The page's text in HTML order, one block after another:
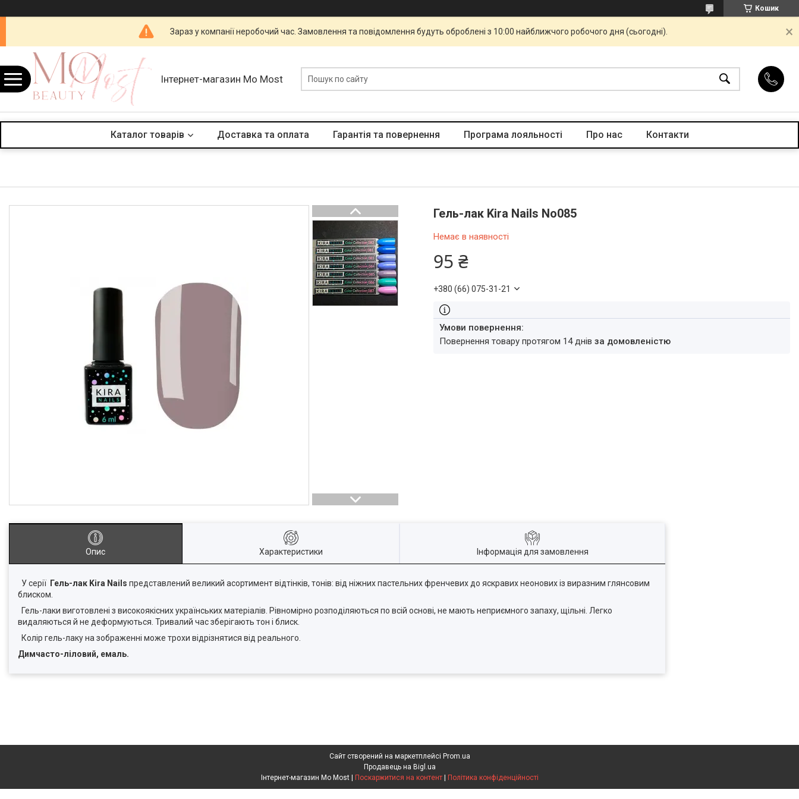
Кошик
Зараз у компанії неробочий час. Замовлення та повідомлення будуть оброблені з 10:00 найближчого робочого дня (сьогодні).
Інтернет-магазин Mo Most
Каталог товарів Доставка та оплата Гарантія та повернення Програма лояльності Про нас Контакти
Гель-лак Kira Nails No085
Немає в наявності
95 ₴
+380 (66) 075-31-21
повернення товару протягом 14 днівза домовленістю
Опис Характеристики Інформація для замовлення
У серії Гель-лак Kira Nails представлений великий асортимент відтінків, тонів: від ніжних пастельних френчевих до яскравих неонових із виразним глянсовим
блиском.
Гель-лаки виготовлені з високоякісних українських матеріалів. Рівномірно розподіляються по всій основі, не мають неприємного запаху, щільні. Легко
видаляються й не деформуються. Тривалий час зберігають тон і блиск.
Колір гель-лаку на зображенні може трохи відрізнятися від реального.
Димчасто-ліловий, емаль.
Сайт створений на маркетплейсі Prom.ua
Продавець на Bigl.ua
Поскаржитися на контент Політика конфіденційності